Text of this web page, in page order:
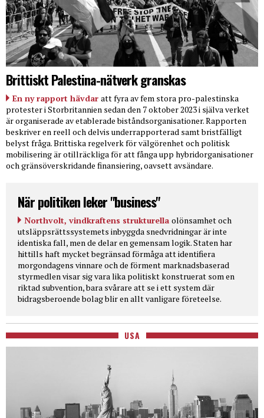
Brittiskt Palestina-nätverk granskas
En ny rapport hävdar att fyra av fem stora pro-palestinska
protester i Storbritannien sedan den 7 oktober 2023 i själva verket
är organiserade av etablerade biståndsorganisationer. Rapporten
beskriver en reell och delvis underrapporterad samt bristfälligt
belyst fråga. Brittiska regelverk för välgörenhet och politisk
mobilisering är otillräckliga för att fånga upp hybridorganisationer
och gränsöverskridande finansiering, oavsett avsändare.
När politiken leker "business"
Northvolt, vindkraftens strukturella olönsamhet och
utsläppsrättssystemets inbyggda snedvridningar är inte
identiska fall, men de delar en gemensam logik. Staten har
hittills haft mycket begränsad förmåga att identifiera
morgondagens vinnare och de förment marknadsbaserad
styrmedlen visar sig vara lika politiskt konstruerat som en
riktad subvention, bara svårare att se i ett system där
bidragsberoende bolag blir en allt vanligare företeelse.
USA